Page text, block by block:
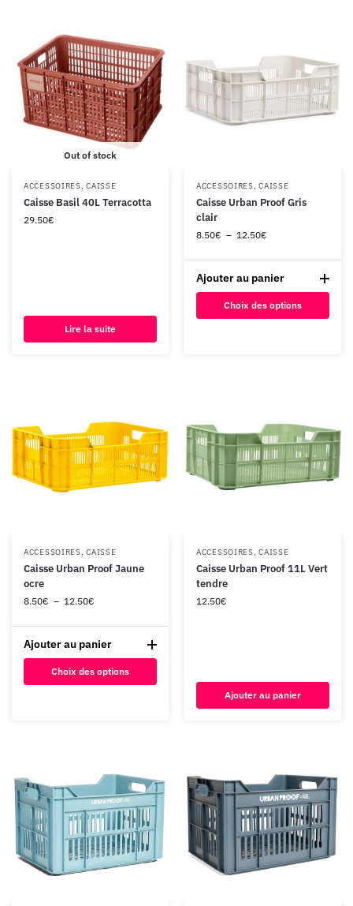
Out of stock
ACCESSOIRES,CAISSE
Caisse Basil 40L Terracotta
29.50€
Lire la suite
ACCESSOIRES,CAISSE
Caisse Urban Proof Gris
clair
8.50€ – 12.50€
Ajouter au panier
Choix des options
ACCESSOIRES,CAISSE
Caisse Urban Proof Jaune
ocre
8.50€ – 12.50€
Ajouter au panier
Choix des options
ACCESSOIRES,CAISSE
Caisse Urban Proof 11L Vert
tendre
12.50€
Ajouter au panier